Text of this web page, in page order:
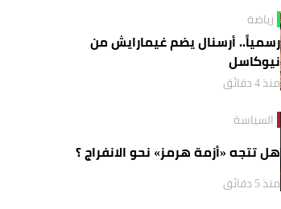
رياضة
رسمياً.. أرسنال يضم غيمارايش من
نيوكاسل
منذ 4 دقائق
السياسة
هل تتجه «أزمة هرمز» نحو الانفراج ؟
منذ 5 دقائق